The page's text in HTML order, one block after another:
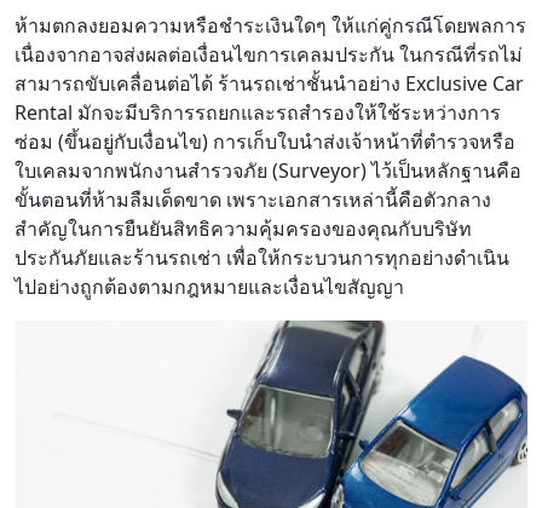
ห้ามตกลงยอมความหรือชำระเงินใดๆ ให้แก่คู่กรณีโดยพลการ
เนื่องจากอาจส่งผลต่อเงื่อนไขการเคลมประกัน ในกรณีที่รถไม่
สามารถขับเคลื่อนต่อได้ ร้านรถเช่าชั้นนำอย่าง Exclusive Car
Rental มักจะมีบริการรถยกและรถสำรองให้ใช้ระหว่างการ
ซ่อม (ขึ้นอยู่กับเงื่อนไข) การเก็บใบนำส่งเจ้าหน้าที่ตำรวจหรือ
ใบเคลมจากพนักงานสำรวจภัย (Surveyor) ไว้เป็นหลักฐานคือ
ขั้นตอนที่ห้ามลืมเด็ดขาด เพราะเอกสารเหล่านี้คือตัวกลาง
สำคัญในการยืนยันสิทธิความคุ้มครองของคุณกับบริษัท
ประกันภัยและร้านรถเช่า เพื่อให้กระบวนการทุกอย่างดำเนิน
ไปอย่างถูกต้องตามกฎหมายและเงื่อนไขสัญญา